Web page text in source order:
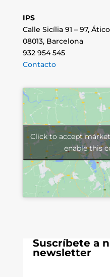
IPS
Calle Sicília 91 – 97,
08013, Barcelona
932 954 545
Contacto
Click to accept
enable this
Suscríbete a
newsletter